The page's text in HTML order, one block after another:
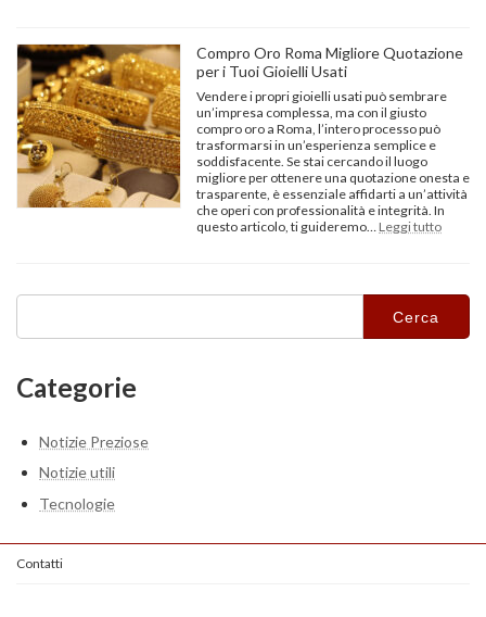
valore
nascosto
gioielli
inutilizzati
Compro Oro Roma Migliore Quotazione
per i Tuoi Gioielli Usati
Vendere i propri gioielli usati può sembrare
un’impresa complessa, ma con il giusto
compro oro a Roma, l’intero processo può
trasformarsi in un’esperienza semplice e
soddisfacente. Se stai cercando il luogo
migliore per ottenere una quotazione onesta e
trasparente, è essenziale affidarti a un’attività
che operi con professionalità e integrità. In
questo articolo, ti guideremo…Leggi tutto:
i
Ricerca
Categorie
Notizie Preziose
Notizie utili
Tecnologie
Contatti